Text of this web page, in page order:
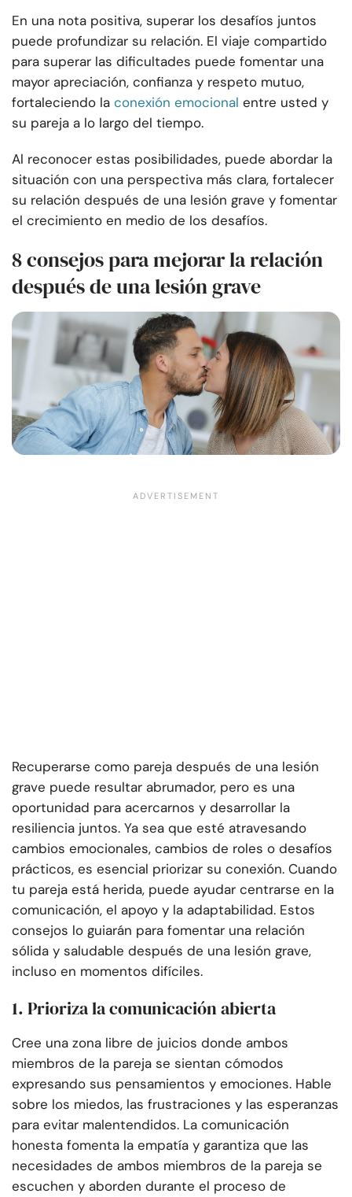
En una nota positiva, superar los desafíos juntos
puede profundizar su relación. El viaje compartido
para superar las dificultades puede fomentar una
mayor apreciación, confianza y respeto mutuo,
fortaleciendo la conexión emocional entre usted y
su pareja a lo largo del tiempo.
Al reconocer estas posibilidades, puede abordar la
situación con una perspectiva más clara, fortalecer
su relación después de una lesión grave y fomentar
el crecimiento en medio de los desafíos.
8 consejos para mejorar la relación
después de una lesión grave
Recuperarse como pareja después de una lesión
grave puede resultar abrumador, pero es una
oportunidad para acercarnos y desarrollar la
resiliencia juntos. Ya sea que esté atravesando
cambios emocionales, cambios de roles o desafíos
prácticos, es esencial priorizar su conexión. Cuando
tu pareja está herida, puede ayudar centrarse en la
comunicación, el apoyo y la adaptabilidad. Estos
consejos lo guiarán para fomentar una relación
sólida y saludable después de una lesión grave,
incluso en momentos difíciles.
1. Prioriza la comunicación abierta
Cree una zona libre de juicios donde ambos
miembros de la pareja se sientan cómodos
expresando sus pensamientos y emociones. Hable
sobre los miedos, las frustraciones y las esperanzas
para evitar malentendidos. La comunicación
honesta fomenta la empatía y garantiza que las
necesidades de ambos miembros de la pareja se
escuchen y aborden durante el proceso de